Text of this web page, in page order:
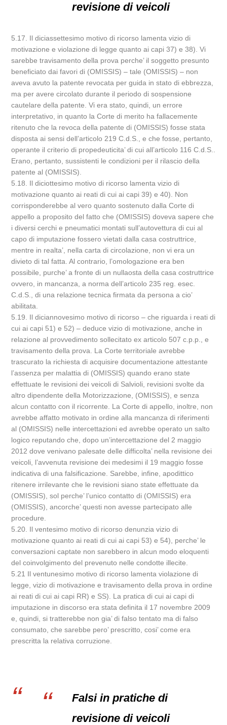
revisione di veicoli
5.17. Il diciassettesimo motivo di ricorso lamenta vizio di
motivazione e violazione di legge quanto ai capi 37) e 38). Vi
sarebbe travisamento della prova perche’ il soggetto presunto
beneficiato dai favori di (OMISSIS) – tale (OMISSIS) – non
aveva avuto la patente revocata per guida in stato di ebbrezza,
ma per avere circolato durante il periodo di sospensione
cautelare della patente. Vi era stato, quindi, un errore
interpretativo, in quanto la Corte di merito ha fallacemente
ritenuto che la revoca della patente di (OMISSIS) fosse stata
disposta ai sensi dell’articolo 219 C.d.S., e che fosse, pertanto,
operante il criterio di propedeuticita’ di cui all’articolo 116 C.d.S..
Erano, pertanto, sussistenti le condizioni per il rilascio della
patente al (OMISSIS).
5.18. Il diciottesimo motivo di ricorso lamenta vizio di
motivazione quanto ai reati di cui ai capi 39) e 40). Non
corrisponderebbe al vero quanto sostenuto dalla Corte di
appello a proposito del fatto che (OMISSIS) doveva sapere che
i diversi cerchi e pneumatici montati sull’autovettura di cui al
capo di imputazione fossero vietati dalla casa costruttrice,
mentre in realta’, nella carta di circolazione, non vi era un
divieto di tal fatta. Al contrario, l’omologazione era ben
possibile, purche’ a fronte di un nullaosta della casa costruttrice
ovvero, in mancanza, a norma dell’articolo 235 reg. esec.
C.d.S., di una relazione tecnica firmata da persona a cio’
abilitata.
5.19. Il diciannovesimo motivo di ricorso – che riguarda i reati di
cui ai capi 51) e 52) – deduce vizio di motivazione, anche in
relazione al provvedimento sollecitato ex articolo 507 c.p.p., e
travisamento della prova. La Corte territoriale avrebbe
trascurato la richiesta di acquisire documentazione attestante
l’assenza per malattia di (OMISSIS) quando erano state
effettuate le revisioni dei veicoli di Salvioli, revisioni svolte da
altro dipendente della Motorizzazione, (OMISSIS), e senza
alcun contatto con il ricorrente. La Corte di appello, inoltre, non
avrebbe affatto motivato in ordine alla mancanza di riferimenti
al (OMISSIS) nelle intercettazioni ed avrebbe operato un salto
logico reputando che, dopo un’intercettazione del 2 maggio
2012 dove venivano palesate delle difficolta’ nella revisione dei
veicoli, l’avvenuta revisione dei medesimi il 19 maggio fosse
indicativa di una falsificazione. Sarebbe, infine, apodittico
ritenere irrilevante che le revisioni siano state effettuate da
(OMISSIS), sol perche’ l’unico contatto di (OMISSIS) era
(OMISSIS), ancorche’ questi non avesse partecipato alle
procedure.
5.20. Il ventesimo motivo di ricorso denunzia vizio di
motivazione quanto ai reati di cui ai capi 53) e 54), perche’ le
conversazioni captate non sarebbero in alcun modo eloquenti
del coinvolgimento del prevenuto nelle condotte illecite.
5.21 Il ventunesimo motivo di ricorso lamenta violazione di
legge, vizio di motivazione e travisamento della prova in ordine
ai reati di cui ai capi RR) e SS). La pratica di cui ai capi di
imputazione in discorso era stata definita il 17 novembre 2009
e, quindi, si tratterebbe non gia’ di falso tentato ma di falso
consumato, che sarebbe pero’ prescritto, cosi’ come era
prescritta la relativa corruzione.
Falsi in pratiche di
revisione di veicoli